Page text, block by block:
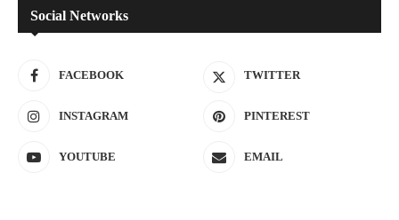
Social Networks
FACEBOOK TWITTER
INSTAGRAM PINTEREST
YOUTUBE EMAIL